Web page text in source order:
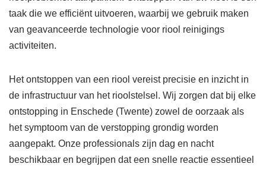
taak die we efficiënt uitvoeren, waarbij we gebruik maken
van geavanceerde technologie voor riool reinigings
activiteiten.
Het ontstoppen van een riool vereist precisie en inzicht in
de infrastructuur van het rioolstelsel. Wij zorgen dat bij elke
ontstopping in Enschede (Twente) zowel de oorzaak als
het symptoom van de verstopping grondig worden
aangepakt. Onze professionals zijn dag en nacht
beschikbaar en begrijpen dat een snelle reactie essentieel